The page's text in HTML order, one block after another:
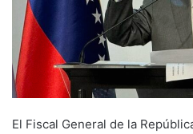
El Fiscal General de la